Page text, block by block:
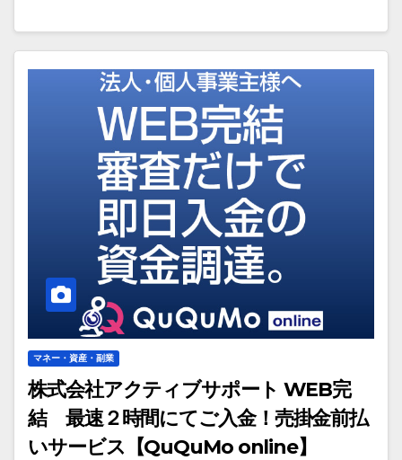
マネー・資産・副業
株式会社アクティブサポート WEB完
結 最速２時間にてご入金！売掛金前払
いサービス【QuQuMo online】